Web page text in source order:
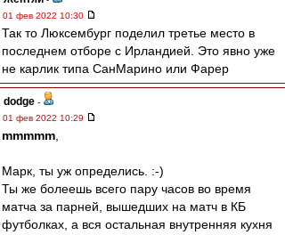
01 фев 2022 10:30
Так то Люксембург поделил третье место в
последнем отборе с Ирландией. Это явно уже
не карлик типа СанМарино или Фарер
dodge -
01 фев 2022 10:29
mmmmm
Марк, ты уж определись. :-)
Ты же болеешь всего пару часов во время
матча за парней, вышедших на матч в КБ
футболках, а вся остальная внутренняя кухня